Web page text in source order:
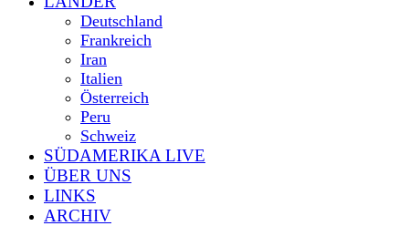
Deutschland
Frankreich
Iran
Italien
Österreich
Peru
Schweiz
SÜDAMERIKA LIVE
ÜBER UNS
LINKS
ARCHIV